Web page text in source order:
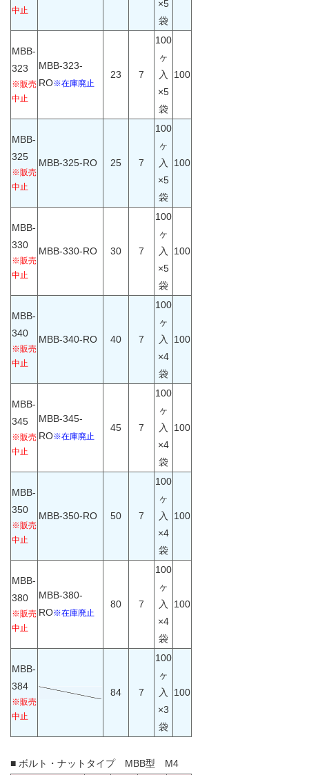
中止
×5
袋
MBB-
323
※販売
中止
MBB-323-
RO※在庫廃止
23 7
100
ヶ
入
×5
袋
100
MBB-
325
※販売
中止
MBB-325-RO 25 7
100
ヶ
入
×5
袋
100
MBB-
330
※販売
中止
MBB-330-RO 30 7
100
ヶ
入
×5
袋
100
MBB-
340
※販売
中止
MBB-340-RO 40 7
100
ヶ
入
×4
袋
100
MBB-
345
※販売
中止
MBB-345-
RO※在庫廃止
45 7
100
ヶ
入
×4
袋
100
MBB-
350
※販売
中止
MBB-350-RO 50 7
100
ヶ
入
×4
袋
100
MBB-
380
※販売
中止
MBB-380-
RO※在庫廃止
80 7
100
ヶ
入
×4
袋
100
MBB-
384
※販売
中止
84 7
100
ヶ
入
×3
袋
100
■ ボルト・ナットタイプ MBB型 M4